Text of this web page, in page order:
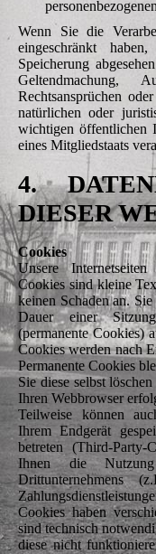
Wenn Sie die
eingeschränkt
Speicherung
Geltendmachung,
Rechtsansprüchen
natürlichen oder
wichtigen öffentlichen
eines Mitgliedstaats
4.
DIESER
Cookies
Unsere
Cookies sind kleine
keinen Schaden an.
Dauer einer
(permanente Cookies)
Cookies werden nach
Permanente Cookies
Sie diese selbst
Ihren Webbrowser
Teilweise können
Ihrem Endgerät
betreten (Third-
Ihnen die Nutzung
Drittunternehmens
Cookies haben
sind technisch
diese nicht